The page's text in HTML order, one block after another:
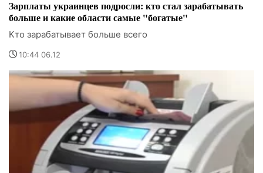
Зарплаты украинцев подросли: кто стал зарабатывать
больше и какие области самые "богатые"
Кто зарабатывает больше всего
10:44 06.12